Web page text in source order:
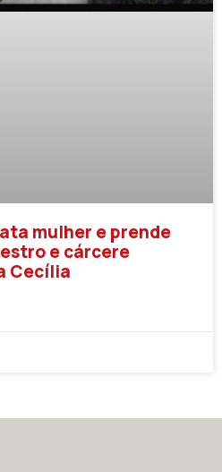
mulher e prende
e cárcere
Cecília